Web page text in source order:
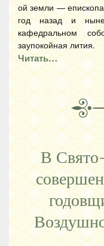
ой земли —
год назад и ныне
кафедральном
заупокойная лития.
Читать…
В